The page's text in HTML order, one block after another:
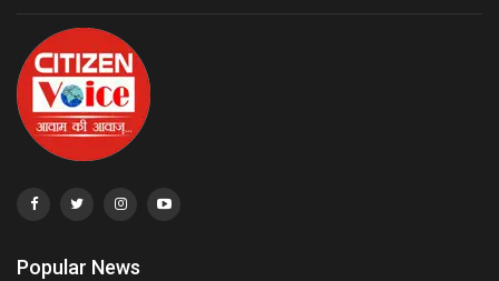
Popular News